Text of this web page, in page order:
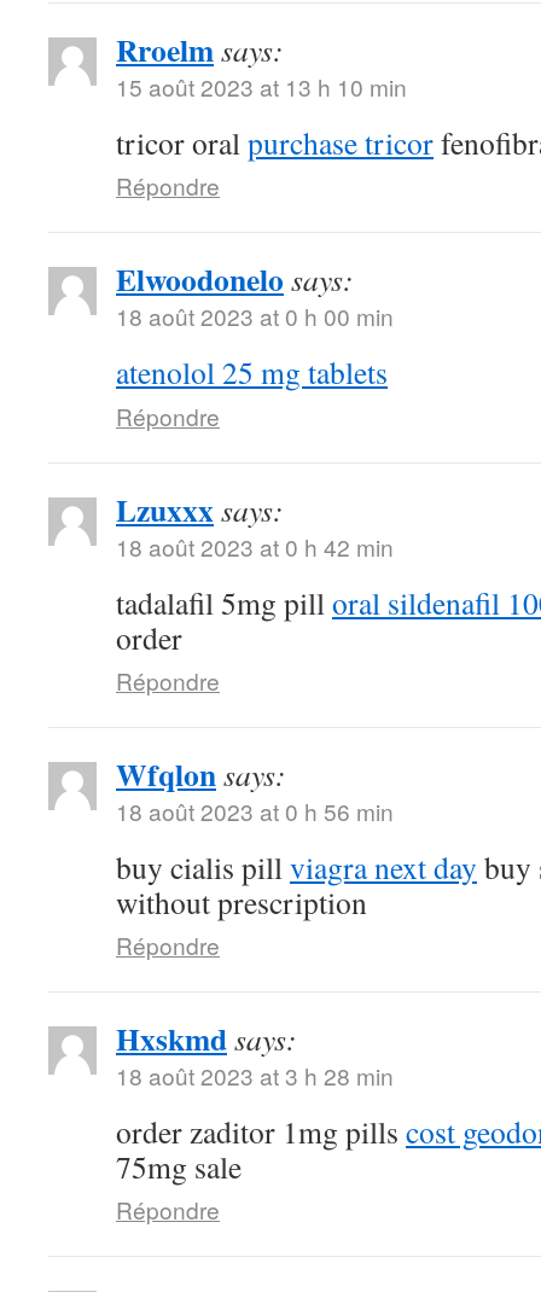
Rroelmsays:
15 août 2023 at 13 h 10 min
tricor oralpurchase tricor
Répondre
Elwoodonelo says:
18 août 2023 at 0 h 00 min
atenolol 25 mg tablets
Répondre
Lzuxxxsays:
18 août 2023 at 0 h 42 min
tadalafil 5mg pilloral sildenafil
order
Répondre
Wfqlonsays:
18 août 2023 at 0 h 56 min
buy cialis pillviagra next day buy
without prescription
Répondre
Hxskmdsays:
18 août 2023 at 3 h 28 min
order zaditor 1mg pills cost
75mg sale
Répondre